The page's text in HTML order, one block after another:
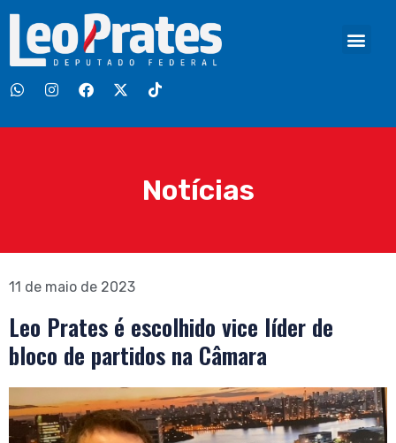
Notícias
11 de maio de 2023
Leo Prates é escolhido vice líder de
bloco de partidos na Câmara